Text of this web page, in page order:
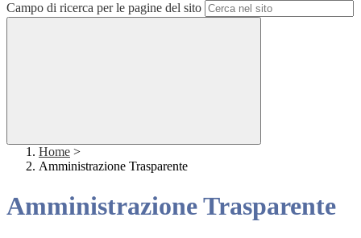
Campo di ricerca per le pagine del sito
Home >
Amministrazione Trasparente
Amministrazione Trasparente